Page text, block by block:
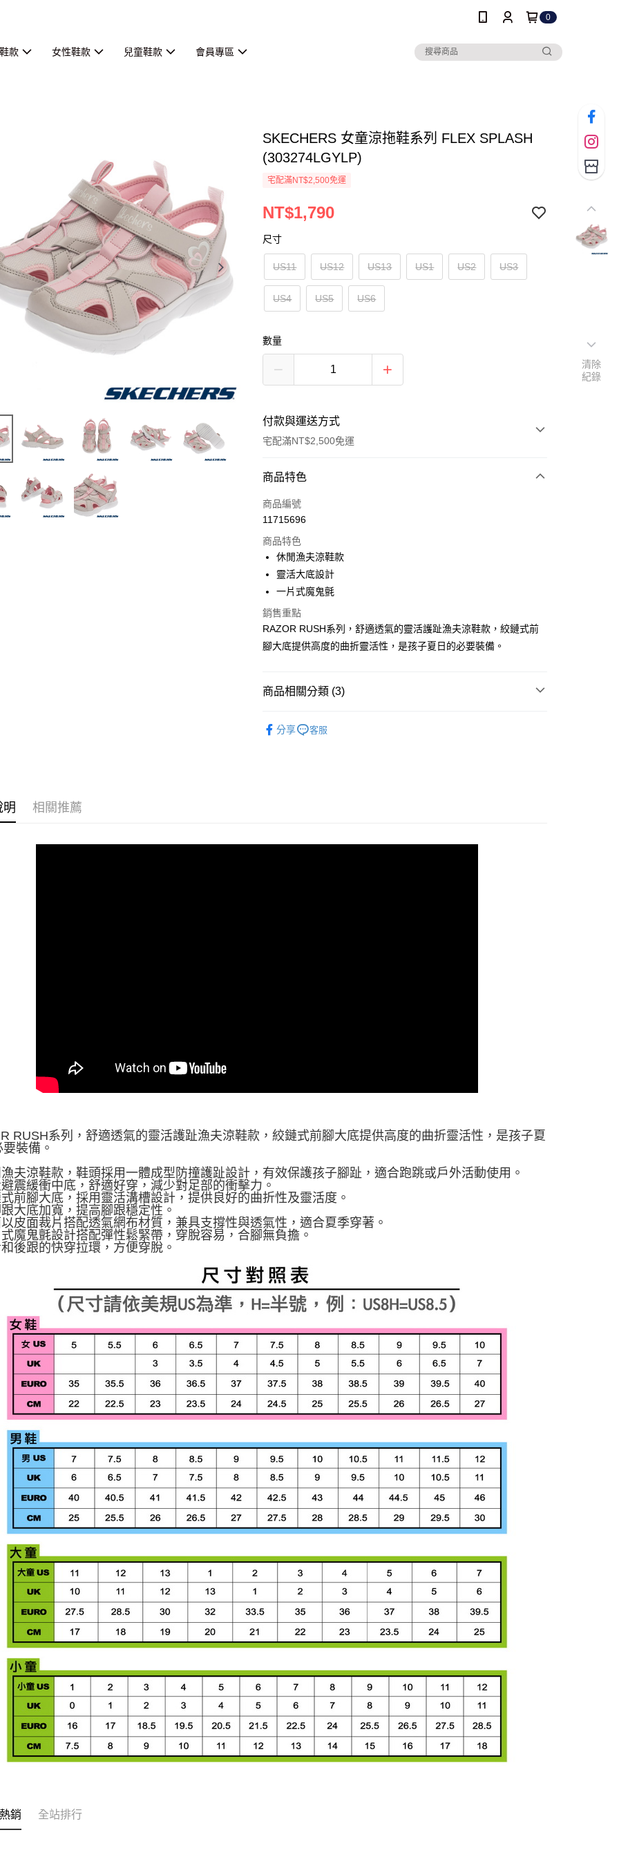
0
款 女性鞋款 兒童鞋款 會員專區
SKECHERS 女童涼拖鞋系列 FLEX SPLASH
(303274LGYLP)
宅配滿NT$2,500免運
NT$1,790
尺寸
US11 US12 US13 US1 US2 US3
US4 US5 US6
數量
付款與運送方式
宅配滿NT$2,500免運
付款方式
信用卡一次付款
大哥付你分期
相關說明
1.本服務由台灣大哥大提供，台灣大哥大用戶可立即使用無須另外申請。
2.付款方式選擇「大哥付你分期」，訂單成立後會自動跳轉到大哥付的交易
流程，驗證手機門號後，選擇欲分期的期數、繳款截止日，確認付款後即
完成交易。
3.實際核准額度、可分期數及費用金額請依後續交易確認頁面所載為準。
【繳款方式說明】
2.透過簡訊連結打開帳單後，可選擇「超商條碼／台灣大直營門市／銀行轉
用，由本公司與您本人進行分期帳單所需資料之確認、核對及更正。
ATM付款
商品特色
商品編號
11715696
商品特色
休閒漁夫涼鞋款
靈活大底設計
一片式魔鬼氈
銷售重點
RAZOR RUSH系列，舒適透氣的靈活護趾漁夫涼鞋款，絞鏈式前
腳大底提供高度的曲折靈活性，是孩子夏日的必要裝備。
商品相關分類 (3)
分享 客服
明 相關推薦
RUSH系列，舒適透氣的靈活護趾漁夫涼鞋款，絞鏈式前腳大底提供高度的曲折靈活性，是孩子夏
裝備。
夫涼鞋款，鞋頭採用一體成型防撞護趾設計，有效保護孩子腳趾，適合跑跳或戶外活動使用。
震緩衝中底，舒適好穿，減少對足部的衝擊力。
前腳大底，採用靈活溝槽設計，提供良好的曲折性及靈活度。
大底加寬，提高腳跟穩定性。
皮面裁片搭配透氣網布材質，兼具支撐性與透氣性，適合夏季穿著。
魔鬼氈設計搭配彈性鬆緊帶，穿脫容易，合腳無負擔。
後跟的快穿拉環，方便穿脫。
銷 全站排行
清除
紀錄